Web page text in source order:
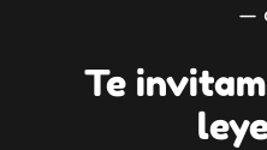
—
Te